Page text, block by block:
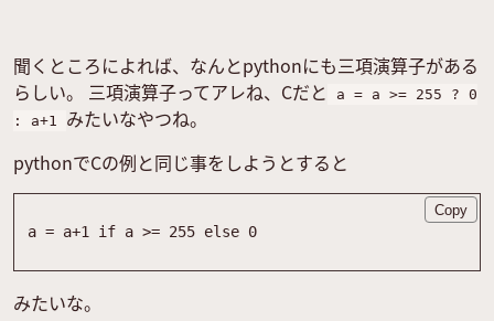
聞くところによれば、なんとpythonにも三項演算子がある
らしい。 三項演算子ってアレね、Cだと
a = a >= 255 ? 0
: a+1
みたいなやつね。
pythonでCの例と同じ事をしようとすると
Copy
a = a+1 if a >= 255 else 0
みたいな。